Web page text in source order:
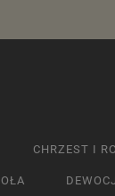
CHRZEST I